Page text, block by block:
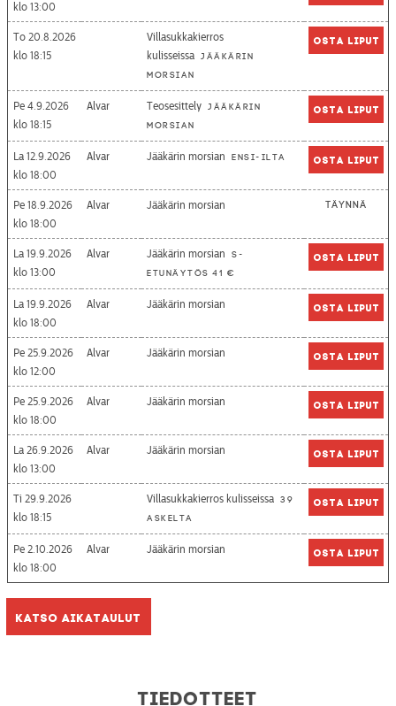
13:00
To 20.8.2026
18:15
Villasukkakierros
kulisseissa Jääkärin
morsian
Osta liput
Pe 4.9.2026
18:15
Alvar Teosesittely Jääkärin
morsian
Osta liput
La 12.9.2026
18:00
Alvar Jääkärin morsian Ensi-ilta Osta liput
Pe 18.9.2026
18:00
Alvar Jääkärin morsian Täynnä
La 19.9.2026
13:00
Alvar Jääkärin morsian
S-
etunäytös 41 €
Osta liput
La 19.9.2026
18:00
Alvar Jääkärin morsian Osta liput
Pe 25.9.2026
12:00
Alvar Jääkärin morsian Osta liput
Pe 25.9.2026
18:00
Alvar Jääkärin morsian Osta liput
La 26.9.2026
13:00
Alvar Jääkärin morsian Osta liput
Ti 29.9.2026
18:15
Villasukkakierros kulisseissa 39
askelta
Osta liput
Pe 2.10.2026
18:00
Alvar Jääkärin morsian Osta liput
Katso aikataulut
Tiedotteet